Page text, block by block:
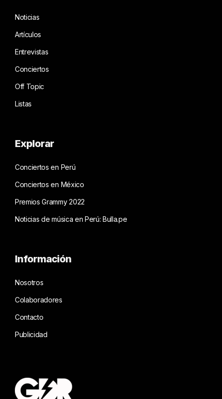
Noticias
Artículos
Entrevistas
Conciertos
Off Topic
Listas
Explorar
Conciertos en Perú
Conciertos en México
Premios Grammy 2022
Noticias de música en Perú: Bulla.pe
Información
Nosotros
Colaboradores
Contacto
Publicidad